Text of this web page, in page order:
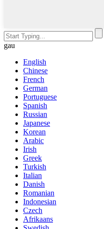
gau
English
Chinese
French
German
Portuguese
Spanish
Russian
Japanese
Korean
Arabic
Irish
Greek
Turkish
Italian
Danish
Romanian
Indonesian
Czech
Afrikaans